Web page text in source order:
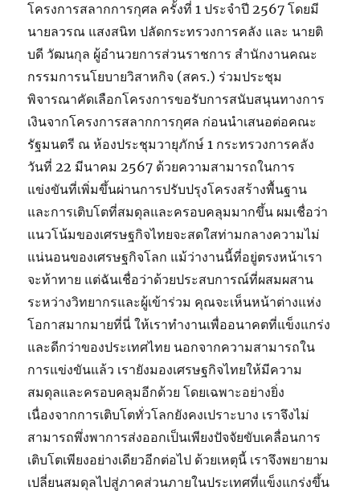
โครงการสลากการกุศล ครั้งที่ 1 ประจำปี 2567 โดยมี
นายลวรณ แสงสนิท ปลัดกระทรวงการคลัง และ นายติ
บดี วัฒนกุล ผู้อำนวยการส่วนราชการ สำนักงานคณะ
กรรมการนโยบายวิสาหกิจ (สคร.) ร่วมประชุม
พิจารณาคัดเลือกโครงการขอรับการสนับสนุนทางการ
เงินจากโครงการสลากการกุศล ก่อนนำเสนอต่อคณะ
รัฐมนตรี ณ ห้องประชุมวายุภักษ์ 1 กระทรวงการคลัง
วันที่ 22 มีนาคม 2567 ด้วยความสามารถในการ
แข่งขันที่เพิ่มขึ้นผ่านการปรับปรุงโครงสร้างพื้นฐาน
และการเติบโตที่สมดุลและครอบคลุมมากขึ้น ผมเชื่อว่า
แนวโน้มของเศรษฐกิจไทยจะสดใสท่ามกลางความไม่
แน่นอนของเศรษฐกิจโลก แม้ว่างานนี้ที่อยู่ตรงหน้าเรา
จะท้าทาย แต่ฉันเชื่อว่าด้วยประสบการณ์ที่ผสมผสาน
ระหว่างวิทยากรและผู้เข้าร่วม คุณจะเห็นหน้าต่างแห่ง
โอกาสมากมายที่นี่ ให้เราทำงานเพื่ออนาคตที่แข็งแกร่ง
และดีกว่าของประเทศไทย นอกจากความสามารถใน
การแข่งขันแล้ว เรายังมองเศรษฐกิจไทยให้มีความ
สมดุลและครอบคลุมอีกด้วย โดยเฉพาะอย่างยิ่ง
เนื่องจากการเติบโตทั่วโลกยังคงเปราะบาง เราจึงไม่
สามารถพึ่งพาการส่งออกเป็นเพียงปัจจัยขับเคลื่อนการ
เติบโตเพียงอย่างเดียวอีกต่อไป ด้วยเหตุนี้ เราจึงพยายาม
เปลี่ยนสมดุลไปสู่ภาคส่วนภายในประเทศที่แข็งแกร่งขึ้น